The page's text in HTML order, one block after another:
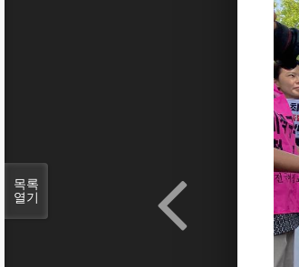
목록
열기